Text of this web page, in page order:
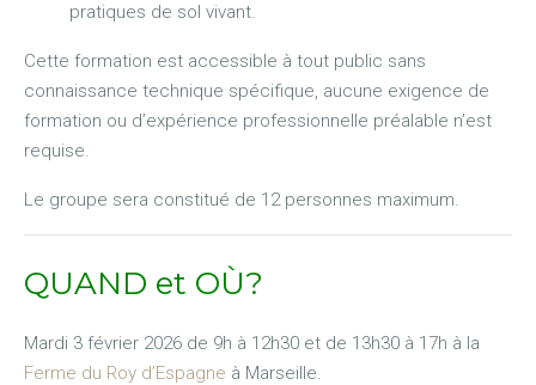
pratiques de sol vivant.
Cette formation est accessible à tout public sans
connaissance technique spécifique, aucune exigence de
formation ou d’expérience professionnelle préalable n’est
requise.
Le groupe sera constitué de 12 personnes maximum.
QUAND et OÙ?
Mardi 3 février 2026 de 9h à 12h30 et de 13h30 à 17h à la
Ferme du Roy d’Espagne à Marseille.